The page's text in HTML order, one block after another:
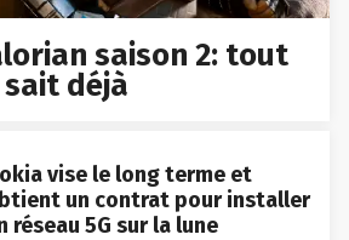
saison 2: tout
sait déjà
vise le long terme et
un contrat pour installer
réseau 5G sur la lune